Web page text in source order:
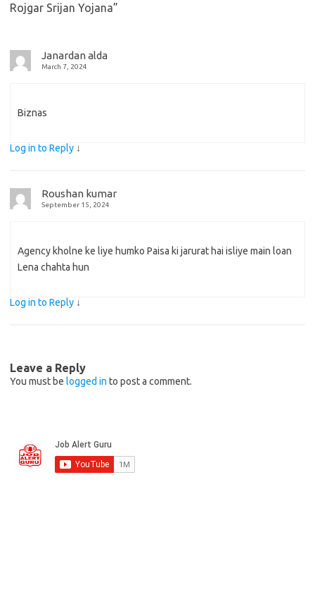
Rojgar Srijan Yojana”
Janardan alda
March 7, 2024
Biznas
Log in to Reply ↓
Roushan kumar
September 15, 2024
Agency kholne ke liye humko Paisa ki jarurat hai isliye main loan
Lena chahta hun
Log in to Reply ↓
Leave a Reply
You must be logged in to post a comment.